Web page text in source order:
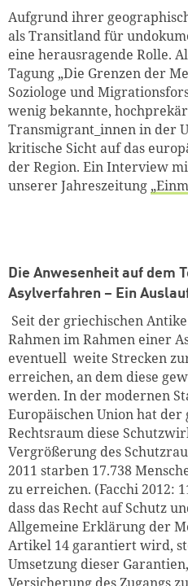
Aufgrund ihrer
als Transitland für
eine herausragende Rolle.
Tagung „Die Grenzen der
Soziologe und
wenig bekannte,
Transmigrant_innen in der
kritische Sicht auf das
der Region. Ein Interview
unserer Jahreszeitung
Die Anwesenheit auf dem
Asylverfahren – Ein
Seit der griechischen
Rahmen im Rahmen einer
eventuell weite Strecken
erreichen, an dem diese
werden. In der modernen
Europäischen Union hat der
Rechtsraum diese
Vergrößerung des
2011 starben 17.738
zu erreichen. (Facchi 2012:
dass das Recht auf Schutz
Allgemeine Erklärung der
Artikel 14 garantiert wird,
Umsetzung dieser